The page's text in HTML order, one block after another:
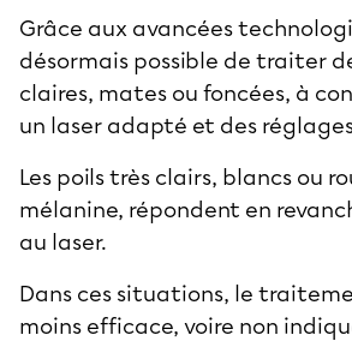
Grâce aux avancées
désormais possible de traiter
claires, mates ou foncées, à
un laser adapté et des
Les poils très clairs, blancs ou
mélanine, répondent en
au laser.
Dans ces situations, le
moins efficace, voire non